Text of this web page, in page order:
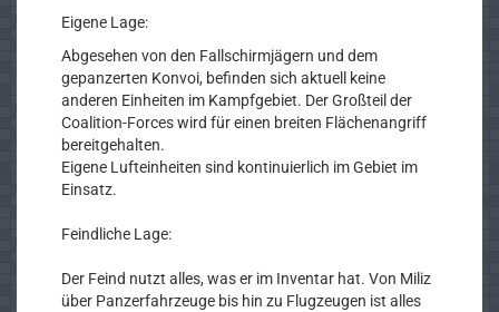
Eigene Lage:
Abgesehen von den Fallschirmjägern und dem
gepanzerten Konvoi, befinden sich aktuell keine
anderen Einheiten im Kampfgebiet. Der Großteil der
Coalition-Forces wird für einen breiten Flächenangriff
bereitgehalten.
Eigene Lufteinheiten sind kontinuierlich im Gebiet im
Einsatz.
Feindliche Lage:
Der Feind nutzt alles, was er im Inventar hat. Von Miliz
über Panzerfahrzeuge bis hin zu Flugzeugen ist alles